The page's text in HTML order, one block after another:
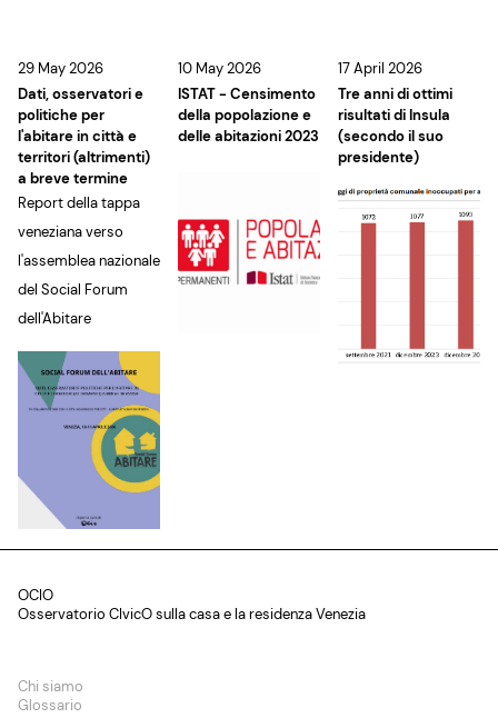
29 May 2026
Dati, osservatori e
politiche per
l'abitare in città e
territori (altrimenti)
a breve termine
Report della tappa
veneziana verso
l'assemblea nazionale
del Social Forum
dell'Abitare
10 May 2026
ISTAT - Censimento
della popolazione e
delle abitazioni 2023
17 April 2026
Tre anni di ottimi
risultati di Insula
(secondo il suo
presidente)
OCIO
Osservatorio CIvicO sulla casa e la residenza Venezia
Chi siamo
Glossario